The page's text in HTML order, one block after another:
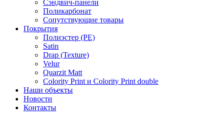
Сэндвич-панели
Поликарбонат
Сопутствующие товары
Покрытия
Полиэстер (РЕ)
Satin
Drap (Texture)
Velur
Quarzit Matt
Colority Print и Colority Print double
Наши объекты
Новости
Контакты